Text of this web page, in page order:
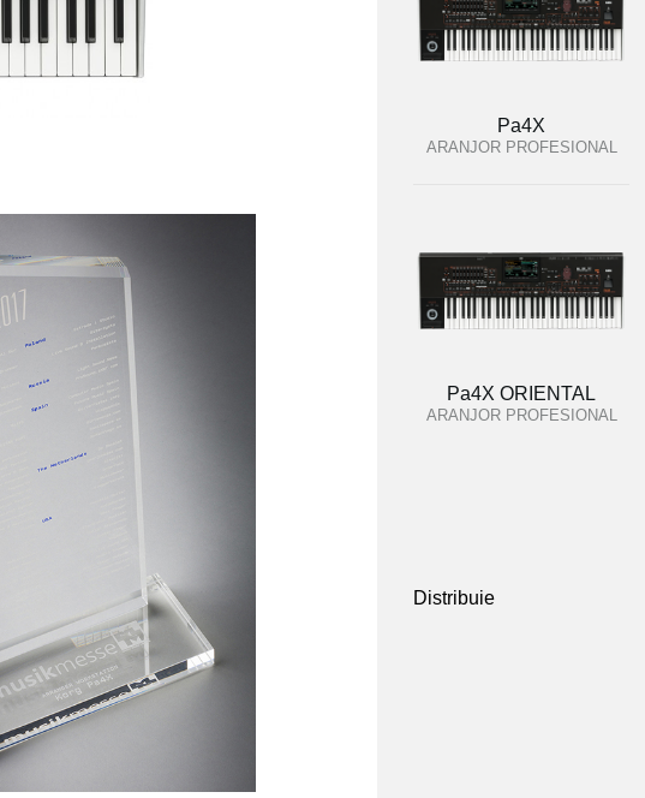
Pa4X
ARANJOR PROFESIONAL
Pa4X ORIENTAL
ARANJOR PROFESIONAL
Distribuie